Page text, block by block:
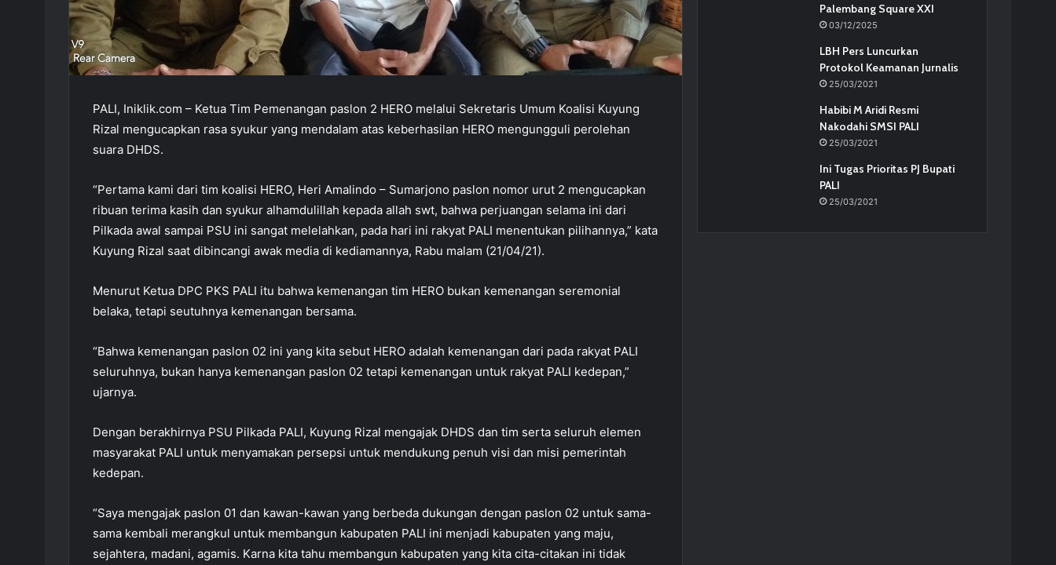
PALI, Iniklik.com – Ketua Tim Pemenangan paslon 2 HERO melalui Sekretaris Umum Koalisi Kuyung
Rizal mengucapkan rasa syukur yang mendalam atas keberhasilan HERO mengungguli perolehan
suara DHDS.
“Pertama kami dari tim koalisi HERO, Heri Amalindo – Sumarjono paslon nomor urut 2 mengucapkan
ribuan terima kasih dan syukur alhamdulillah kepada allah swt, bahwa perjuangan selama ini dari
Pilkada awal sampai PSU ini sangat melelahkan, pada hari ini rakyat PALI menentukan pilihannya,” kata
Kuyung Rizal saat dibincangi awak media di kediamannya, Rabu malam (21/04/21).
Menurut Ketua DPC PKS PALI itu bahwa kemenangan tim HERO bukan kemenangan seremonial
belaka, tetapi seutuhnya kemenangan bersama.
“Bahwa kemenangan paslon 02 ini yang kita sebut HERO adalah kemenangan dari pada rakyat PALI
seluruhnya, bukan hanya kemenangan paslon 02 tetapi kemenangan untuk rakyat PALI kedepan,”
ujarnya.
Dengan berakhirnya PSU Pilkada PALI, Kuyung Rizal mengajak DHDS dan tim serta seluruh elemen
masyarakat PALI untuk menyamakan persepsi untuk mendukung penuh visi dan misi pemerintah
kedepan.
“Saya mengajak paslon 01 dan kawan-kawan yang berbeda dukungan dengan paslon 02 untuk sama-
sama kembali merangkul untuk membangun kabupaten PALI ini menjadi kabupaten yang maju,
sejahtera, madani, agamis. Karna kita tahu membangun kabupaten yang kita cita-citakan ini tidak
Palembang Square XXI
03/12/2025
LBH Pers Luncurkan
Protokol Keamanan Jurnalis
25/03/2021
Habibi M Aridi Resmi
Nakodahi SMSI PALI
25/03/2021
Ini Tugas Prioritas PJ Bupati
PALI
25/03/2021